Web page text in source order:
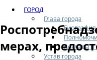
ГОРОД
Глава города
Биография
Доклады и
Устав города
мерах,